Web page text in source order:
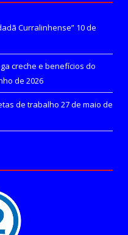
Curralinhense” 10 de
creche e benefícios do
de 2026
de trabalho 27 de maio de